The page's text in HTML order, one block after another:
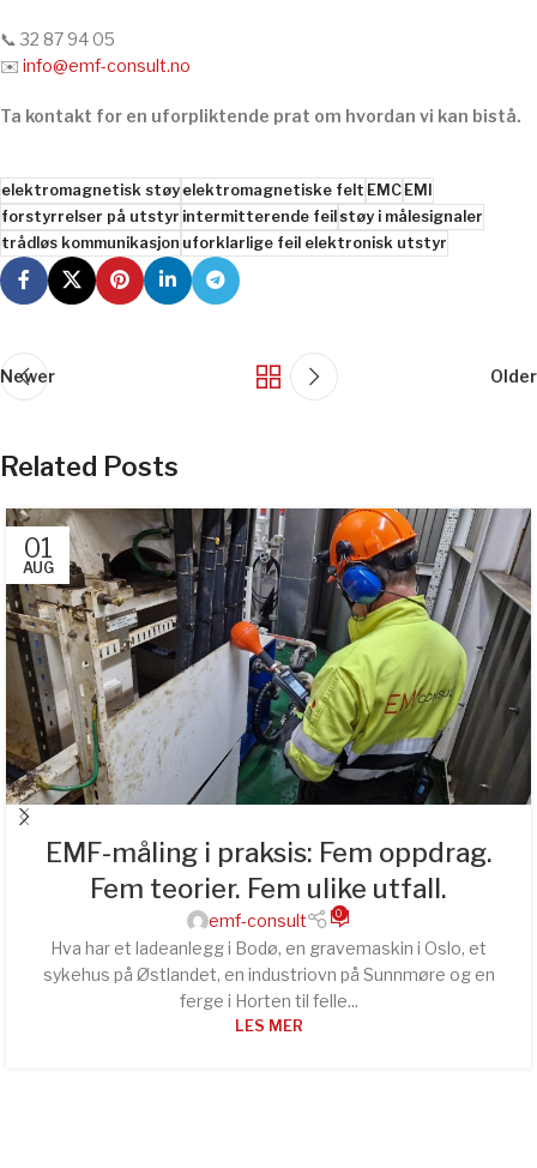
📞 32 87 94 05
✉️ info@emf-consult.no
Ta kontakt for en uforpliktende prat om hvordan vi kan bistå.
elektromagnetisk støyelektromagnetiske felt EMCEMI
forstyrrelser på utstyr intermitterende feil støy i målesignaler
trådløs kommunikasjon uforklarlige feil elektronisk utstyr
Newer Older
Related Posts
01
AUG
EMF-måling i praksis: Fem oppdrag.
Fem teorier. Fem ulike utfall.
emf-consult 0
Hva har et ladeanlegg i Bodø, en gravemaskin i Oslo, et
sykehus på Østlandet, en industriovn på Sunnmøre og en
ferge i Horten til felle...
LES MER